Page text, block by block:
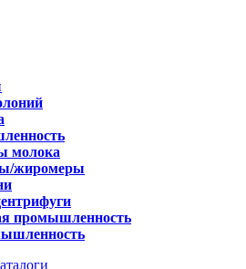
молока
жиромеры
промышленность